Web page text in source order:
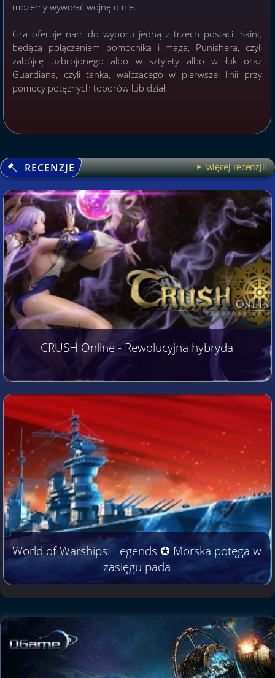
możemy wywołać wojnę o nie.
Gra oferuje nam do wyboru jedną z trzech postaci: Saint,
będącą połączeniem pomocnika i maga, Punishera, czyli
zabójcę uzbrojonego albo w sztylety albo w łuk oraz
Guardiana, czyli tanka, walczącego w pierwszej linii przy
pomocy potężnych toporów lub dział.
RECENZJE więcej recenzjii
CRUSH Online - Rewolucyjna hybryda
World of Warships: Legends ✪ Morska potęga w
zasięgu pada